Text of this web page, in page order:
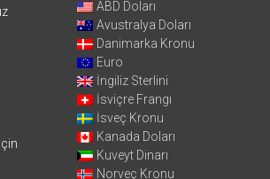
ABD Doları
Avustralya Doları
Danimarka Kronu
Euro
İngiliz Sterlini
İsviçre Frangı
İsveç Kronu
Kanada Doları
Kuveyt Dinarı
Norveç Kronu